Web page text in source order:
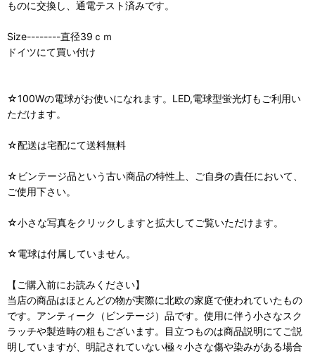
ものに交換し、通電テスト済みです。
Size--------直径39ｃｍ
ドイツにて買い付け
☆100Wの電球がお使いになれます。LED,電球型蛍光灯もご利用い
ただけます。
☆配送は宅配にて送料無料
☆ビンテージ品という古い商品の特性上、ご自身の責任において、
ご使用下さい。
☆小さな写真をクリックしますと拡大してご覧いただけます。
☆電球は付属していません。
【ご購入前にお読みください】
当店の商品はほとんどの物が実際に北欧の家庭で使われていたもの
です。アンティーク（ビンテージ）品です。使用に伴う小さなスク
ラッチや製造時の粗もございます。目立つものは商品説明にてご説
明していますが、明記されていない極々小さな傷や染みがある場合